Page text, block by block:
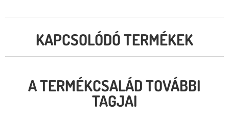
KAPCSOLÓDÓ TERMÉKEK
A TERMÉKCSALÁD TOVÁBBI
TAGJAI